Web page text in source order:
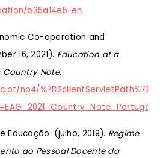
b35a14e5-en
Co-operation and
16, 2021). Education at a
Country Note.
np4/%7B$clientServletPath%7D/
Educação. (julho, 2019). Regime
do Pessoal Docente da